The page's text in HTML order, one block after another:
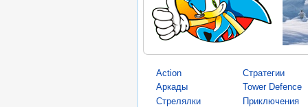
Action
Аркады
Стрелялки
Стратегии
Tower Defence
Приключения